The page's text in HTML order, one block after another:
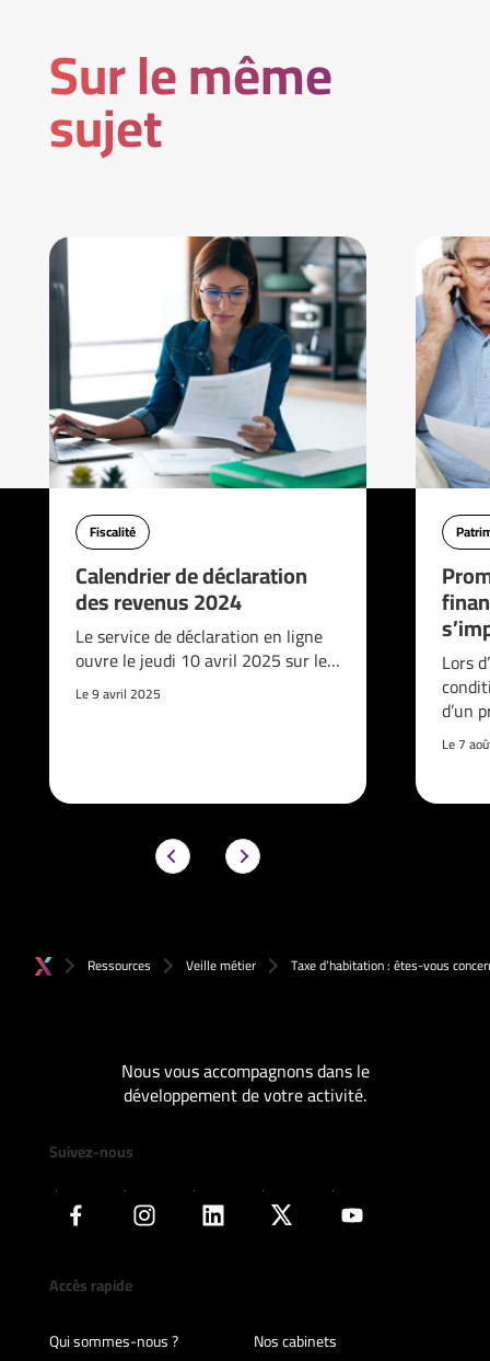
Sur le même
sujet
Fiscalité
Calendrier de déclaration
des revenus 2024
Le service de déclaration en ligne
ouvre le jeudi 10 avril 2025 sur le…
Le 9 avril 2025
Lors
d’un
Le 7
Ressources Veille métier Taxe d’habitation : êtes-vous
Nous vous accompagnons dans le
développement de votre activité.
Suivez-nous
Accès rapide
Qui sommes-nous ?
Nos cabinets